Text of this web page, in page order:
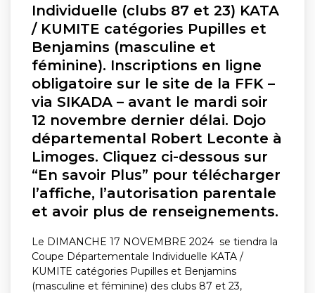
Individuelle (clubs 87 et 23) KATA
/ KUMITE catégories Pupilles et
Benjamins (masculine et
féminine). Inscriptions en ligne
obligatoire sur le site de la FFK –
via SIKADA – avant le mardi soir
12 novembre dernier délai. Dojo
départemental Robert Leconte à
Limoges. Cliquez ci-dessous sur
“En savoir Plus” pour télécharger
l’affiche, l’autorisation parentale
et avoir plus de renseignements.
Le DIMANCHE 17 NOVEMBRE 2024 se tiendra la
Coupe Départementale Individuelle KATA /
KUMITE catégories Pupilles et Benjamins
(masculine et féminine) des clubs 87 et 23,